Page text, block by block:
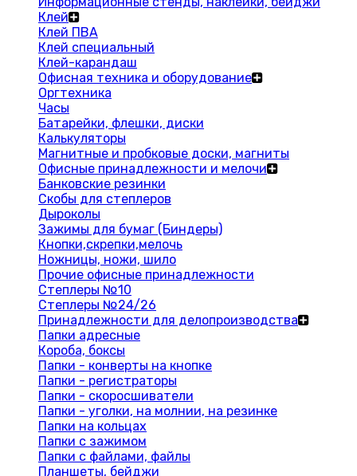
Клей
Клей ПВА
Клей специальный
Клей-карандаш
Офисная техника и оборудование
Оргтехника
Часы
Батарейки, флешки, диски
Калькуляторы
Магнитные и пробковые доски, магниты
Офисные принадлежности и мелочи
Банковские резинки
Скобы для степлеров
Дыроколы
Зажимы для бумаг (Биндеры)
Кнопки,скрепки,мелочь
Ножницы, ножи, шило
Прочие офисные принадлежности
Степлеры №10
Степлеры №24/26
Принадлежности для делопроизводства
Папки адресные
Короба, боксы
Папки - конверты на кнопке
Папки - регистраторы
Папки - скоросшиватели
Папки - уголки, на молнии, на резинке
Папки на кольцах
Папки с зажимом
Папки с файлами, файлы
Планшеты, бейджи